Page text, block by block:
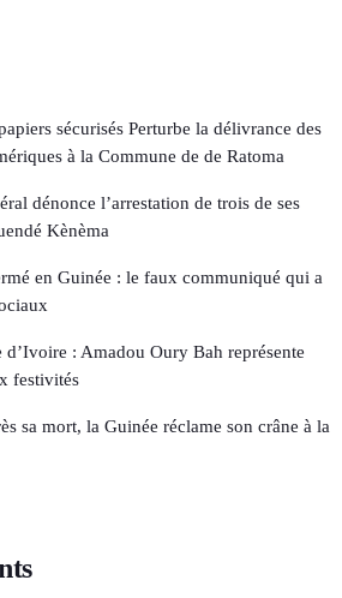
sécurisés Perturbe la délivrance des
à la Commune de de Ratoma
dénonce l’arrestation de trois de ses
Kènèma
en Guinée : le faux communiqué qui a
d’Ivoire : Amadou Oury Bah représente
festivités
sa mort, la Guinée réclame son crâne à la